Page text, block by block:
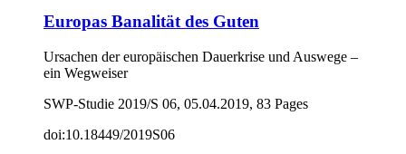
Europas Banalität des Guten
Ursachen der europäischen Dauerkrise und Auswege –
ein Wegweiser
SWP-Studie 2019/S 06, 05.04.2019, 83 Pages
doi:10.18449/2019S06